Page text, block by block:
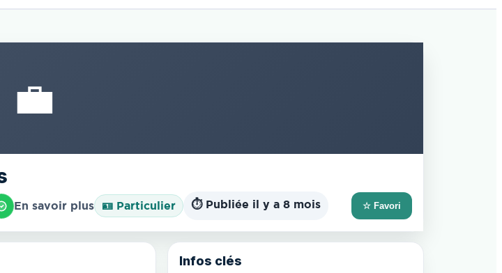
💼
En savoir plus 🪪 Particulier ⏱️ Publiée il y a 8 mois ☆ Favori
Infos clés